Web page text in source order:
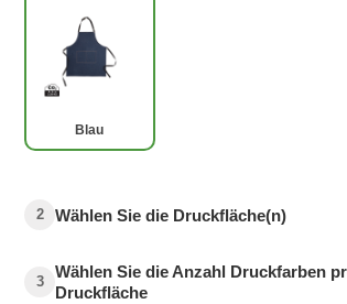
Blau
2 Wählen Sie die Druckfläche(n)
3
Wählen Sie die Anzahl Druckfarben
Druckfläche